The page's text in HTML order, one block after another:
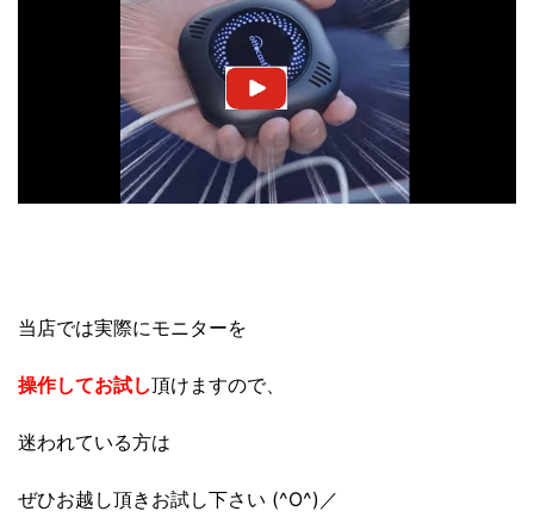
当店では実際にモニターを
操作してお試し頂けますので、
迷われている方は
ぜひお越し頂きお試し下さい (^O^)／